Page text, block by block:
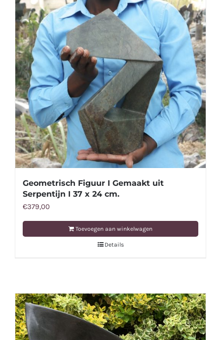
Geometrisch Figuur I Gemaakt uit
Serpentijn I 37 x 24 cm.
€379,00
Toevoegen aan winkelwagen
Details